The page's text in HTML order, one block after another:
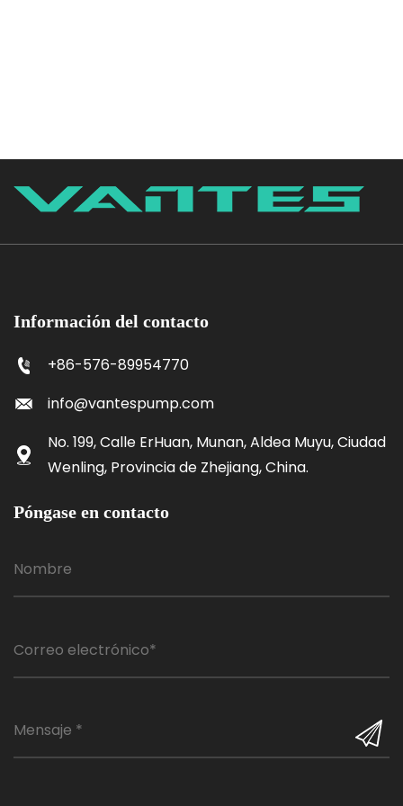
Información del contacto
+86-576-89954770
info@vantespump.com
No. 199, Calle ErHuan, Munan, Aldea Muyu, Ciudad
Wenling, Provincia de Zhejiang, China.
Póngase en contacto